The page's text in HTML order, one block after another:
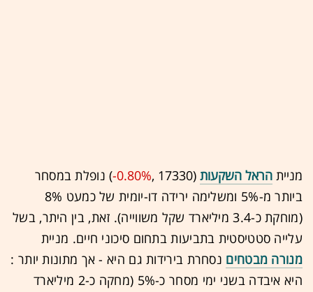
מניית הראל השקעות (17330 ,‎
-0.80%
‏) נופלת במסחר
ביותר מ-5% ומשלימה ירידה דו-יומית של כמעט 8%
(מוחקת כ-3.4 מיליארד שקל משווייה). זאת, בין היתר, בשל
עלייה סטטיסטית בתביעות בתחום סיכוני חיים. מניית
מנורה מבטחים נסחרת בירידות גם היא - אך מתונות יותר :
היא איבדה בשני ימי מסחר כ-5% (מחקה כ-2 מיליארד